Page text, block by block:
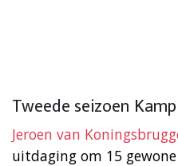
Tweede seizoen
Jeroen van
uitdaging om 15